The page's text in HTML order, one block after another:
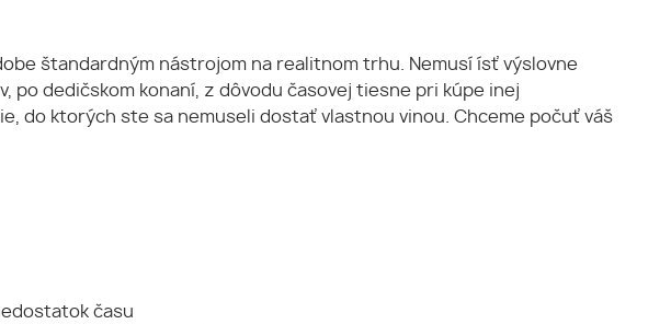
štandardným nástrojom na realitnom trhu. Nemusí ísť výslovne
dedičskom konaní, z dôvodu časovej tiesne pri kúpe inej
do ktorých ste sa nemuseli dostať vlastnou vinou. Chceme počuť váš
času